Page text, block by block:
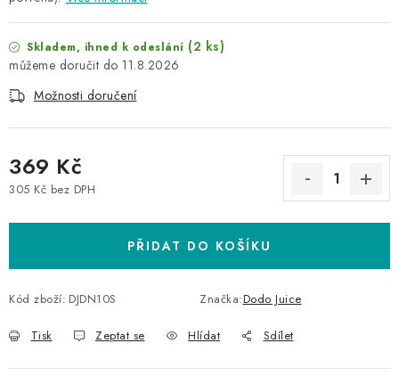
Skladem, ihned k odeslání (2 ks)
11.8.2026
Možnosti doručení
369 Kč
305 Kč bez DPH
PŘIDAT DO KOŠÍKU
Kód zboží: DJDN10S Značka:Dodo Juice
Tisk Zeptat se Hlídat Sdílet